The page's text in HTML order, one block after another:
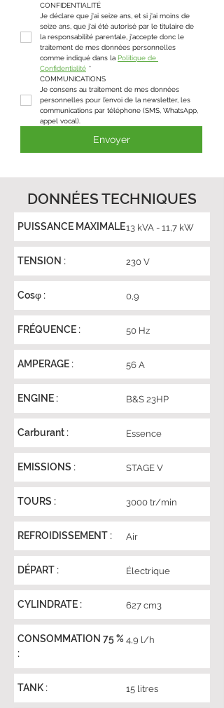
CONFIDENTIALITÉ
Je déclare que j'ai seize ans, et si j'ai moins de
seize ans, que j'ai été autorisé par le titulaire de
la responsabilité parentale, j'accepte donc le
traitement de mes données personnelles
comme indiqué dans la Politique de
Confidentialité *
COMMUNICATIONS
Je consens au traitement de mes données
personnelles pour l’envoi de la newsletter, les
communications par téléphone (SMS, WhatsApp,
appel vocal).
Envoyer
DONNÉES TECHNIQUES
PUISSANCE MAXIMALE13 kVA - 11,7 kW
TENSION : 230 V
Cosφ : 0,9
FRÉQUENCE : 50 Hz
AMPERAGE : 56 A
ENGINE : B&S 23HP
Carburant : Essence
EMISSIONS : STAGE V
TOURS : 3000 tr/min
REFROIDISSEMENT : Air
DÉPART : Électrique
CYLINDRATE : 627 cm3
CONSOMMATION 75 %
:
4,9 l/h
TANK : 15 litres